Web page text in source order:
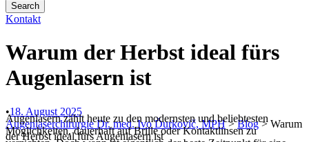
Kontakt
Warum der Herbst ideal fürs
Augenlasern ist
•18. August 2025
Augenlaserchirurgie Dr. med. Ivo Ďurkovič, MPH>Blog>Warum
der Herbst ideal fürs Augenlasern ist
Augenlasern zählt heute zu den modernsten und beliebtesten
Möglichkeiten, dauerhaft auf Brille oder Kontaktlinsen zu